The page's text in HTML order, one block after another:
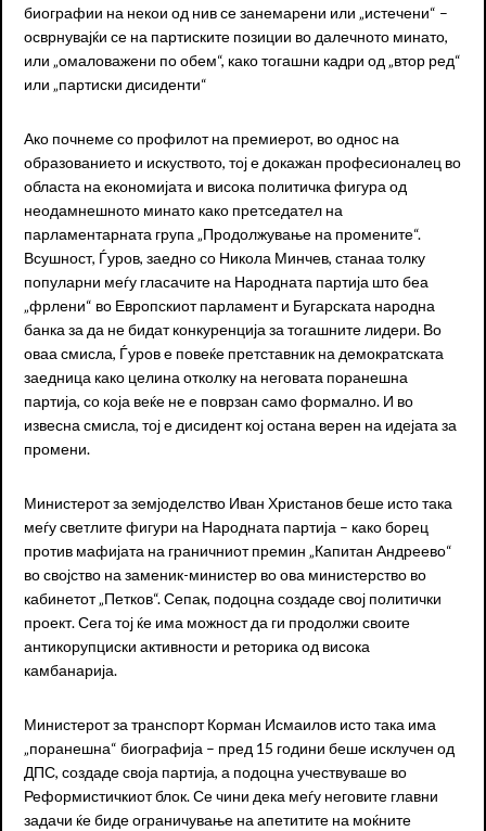
биографии на некои од нив се занемарени или „истечени“ –
осврнувајќи се на партиските позиции во далечното минато,
или „омаловажени по обем“, како тогашни кадри од „втор ред“
или „партиски дисиденти“
Ако почнеме со профилот на премиерот, во однос на
образованието и искуството, тој е докажан професионалец во
областа на економијата и висока политичка фигура од
неодамнешното минато како претседател на
парламентарната група „Продолжување на промените“.
Всушност, Ѓуров, заедно со Никола Минчев, станаа толку
популарни меѓу гласачите на Народната партија што беа
„фрлени“ во Европскиот парламент и Бугарската народна
банка за да не бидат конкуренција за тогашните лидери. Во
оваа смисла, Ѓуров е повеќе претставник на демократската
заедница како целина отколку на неговата поранешна
партија, со која веќе не е поврзан само формално. И во
извесна смисла, тој е дисидент кој остана верен на идејата за
промени.
Министерот за земјоделство Иван Христанов беше исто така
меѓу светлите фигури на Народната партија – како борец
против мафијата на граничниот премин „Капитан Андреево“
во својство на заменик-министер во ова министерство во
кабинетот „Петков“. Сепак, подоцна создаде свој политички
проект. Сега тој ќе има можност да ги продолжи своите
антикорупциски активности и реторика од висока
камбанарија.
Министерот за транспорт Корман Исмаилов исто така има
„поранешна“ биографија – пред 15 години беше исклучен од
ДПС, создаде своја партија, а подоцна учествуваше во
Реформистичкиот блок. Се чини дека меѓу неговите главни
задачи ќе биде ограничување на апетитите на моќните